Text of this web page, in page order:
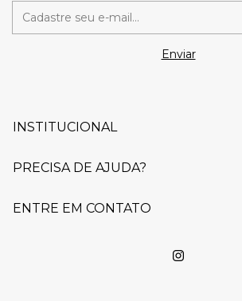
INSTITUCIONAL
PRECISA DE AJUDA?
ENTRE EM CONTATO